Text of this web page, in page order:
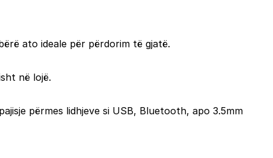
ato ideale për përdorim të gjatë.
në lojë.
përmes lidhjeve si USB, Bluetooth, apo 3.5mm